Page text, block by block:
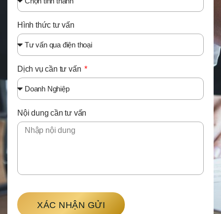
Hình thức tư vấn
Dịch vụ cần tư vấn
Nội dung cần tư vấn
XÁC NHẬN GỬI